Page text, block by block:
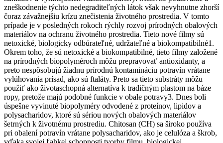
zneškodnenie týchto nedegraditeľných látok však nevyhnutne zhorší
čoraz závažnejšiu krízu znečistenia životného prostredia. V tomto
prípade je v posledných rokoch rýchly rozvoj prírodných obalových
materiálov na ochranu životného prostredia. Tieto nové filmy sú
netoxické, biologicky odbúrateľné, udržateľné a biokompatibilné1.
Okrem toho, že sú netoxické a biokompatibilné, tieto filmy založené
na prírodných biopolyméroch môžu prepravovať antioxidanty, a
preto nespôsobujú žiadnu prírodnú kontamináciu potravín vrátane
vylúhovania prísad, ako sú ftaláty. Preto sa tieto substráty môžu
použiť ako životaschopná alternatíva k tradičným plastom na báze
ropy, pretože majú podobné funkcie v obale potravy3. Dnes boli
úspešne vyvinuté biopolyméry odvodené z proteínov, lipidov a
polysacharidov, ktoré sú sériou nových obalových materiálov
šetrných k životnému prostrediu. Chitosan (CH) sa široko používa
pri obalení potravín vrátane polysacharidov, ako je celulóza a škrob,